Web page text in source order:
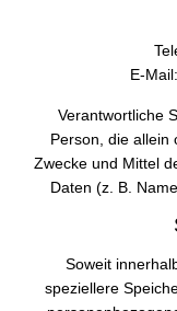
E-
Verantwortliche
Person, die allein
Zwecke und Mittel
Daten (z. B.
Soweit
speziellere